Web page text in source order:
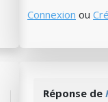
Connexion ou
Réponse de